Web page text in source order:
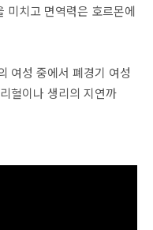
미치고 면역력은 호르몬에
여성 중에서 폐경기 여성
혈이나 생리의 지연까